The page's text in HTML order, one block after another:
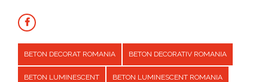
BETON DECORAT ROMANIA BETON DECORATIV ROMANIA
BETON LUMINESCENT BETON LUMINESCENT ROMANIA